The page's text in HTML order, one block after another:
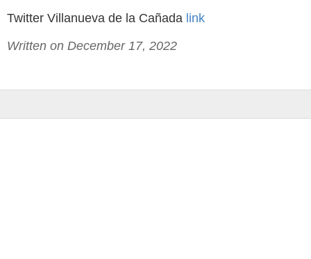
Twitter Villanueva de la Cañada link
Written on December 17, 2022